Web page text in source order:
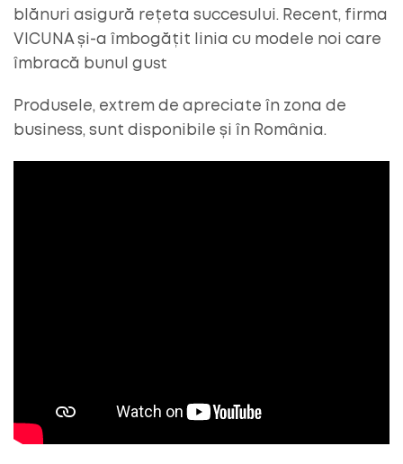
blănuri asigură rețeta succesului. Recent, firma
VICUNA și-a îmbogățit linia cu modele noi care
îmbracă bunul gust
Produsele, extrem de apreciate în zona de
business, sunt disponibile și în România.